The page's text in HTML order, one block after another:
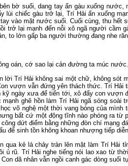
bờ suối, dang tay ấn gàu xuống
lùi chiếc gàu trở lại, Trí Hải ấn xuống
vào mặt nước suối. Cuối cùng, thu
trở lại mạnh đến nỗi xô ngã người cầm
to lớn gấp ba người thường đang nhe
oán, cớ sao lại cản đường ta múc
lời Trí Hải không sai một chữ, không sót
vượn vẫn đứng yên thách thức. Trí
kỹ ngày xưa để tiến tới, xô đẩy con
ghê hồn làm Trí Hải ngã sóng soài
võ nghệ một thời vang bóng của mình
bất cứ một động tĩnh nào phóng ra từ
dứt điểm bằng những đòn chí mạng
để sinh tồn không khoan nhượng tiếp
qua kẻ lá chảy tràn lên mặt làm Trí Hải
ủ rũ. Trí Hải nghe tiếng nói lao xao từ
dã nhân vẫn ngồi canh gác dòng suối